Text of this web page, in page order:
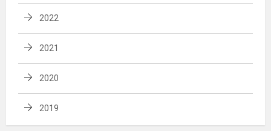
2022
2021
2020
2019